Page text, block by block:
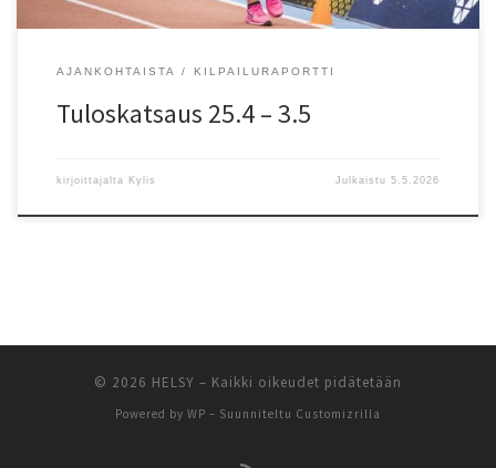
AJANKOHTAISTA KILPAILURAPORTTI
Tuloskatsaus 25.4 – 3.5
kirjoittajalta Kylis Julkaistu5.5.2026
© 2026 HELSY – Kaikki oikeudet pidätetään
Powered by WP – Suunniteltu Customizrilla